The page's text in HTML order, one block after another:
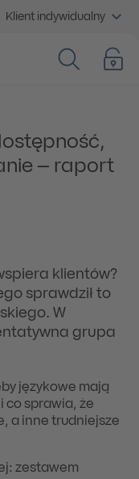
Klient indywidualny
– raport
klientów?
sprawdził to
W
grupa
językowe mają
co sprawia, że
a inne trudniejsze
zestawem